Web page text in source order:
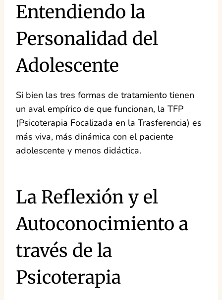
Entendiendo la
Personalidad del
Adolescente
Si bien las tres formas de tratamiento tienen
un aval empírico de que funcionan, la TFP
(Psicoterapia Focalizada en la Trasferencia) es
más viva, más dinámica con el paciente
adolescente y menos didáctica.
La Reflexión y el
Autoconocimiento a
través de la
Psicoterapia